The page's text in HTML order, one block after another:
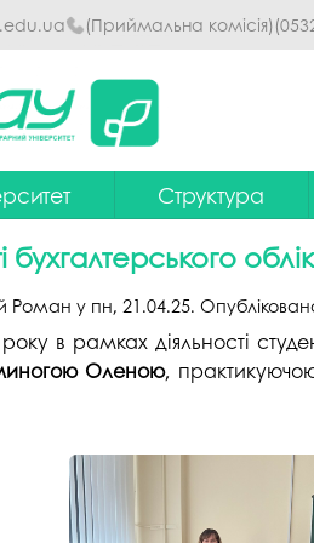
(Приймальна комісія)
Структура
Наглядова рада
Вчена рада
Факультети та
Бібліотека
Роман у пн, 21.04.25.
в рамках діяльності
Оленою,